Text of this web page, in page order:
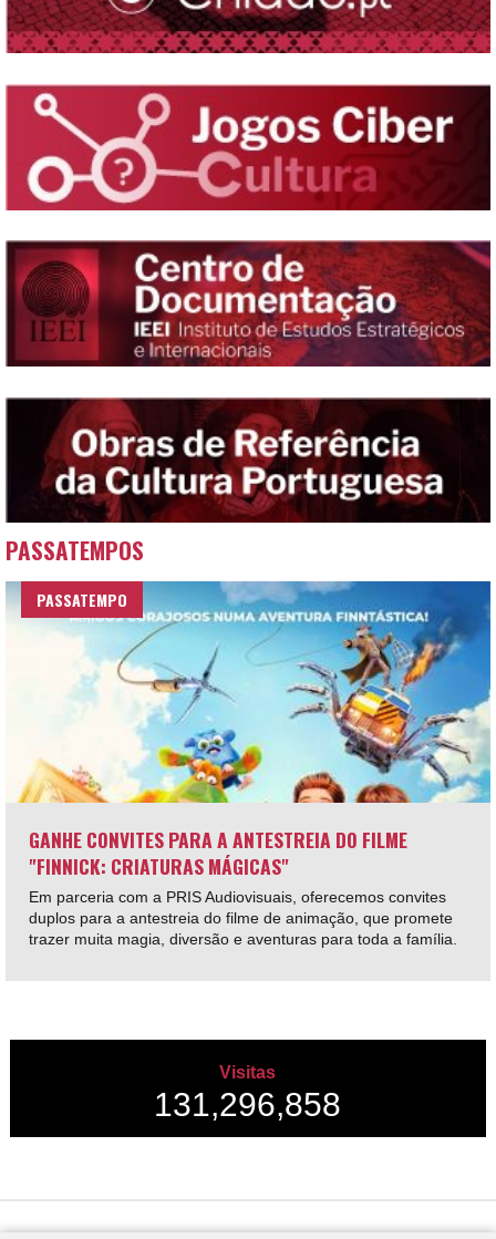
PASSATEMPOS
PASSATEMPO
GANHE CONVITES PARA A ANTESTREIA DO FILME
"FINNICK: CRIATURAS MÁGICAS"
Em parceria com a PRIS Audiovisuais, oferecemos convites
duplos para a antestreia do filme de animação, que promete
trazer muita magia, diversão e aventuras para toda a família.
Visitas
131,296,858